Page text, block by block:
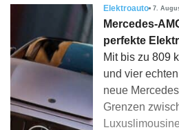
Elektroauto 7.
Mercedes-
perfekte
Mit bis zu 809
und vier
neue
Grenzen